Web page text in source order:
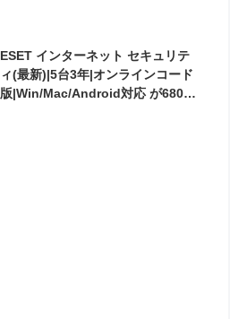
ESET インターネット セキュリテ
ィ(最新)|5台3年|オンラインコード
版|Win/Mac/Android対応 が6800